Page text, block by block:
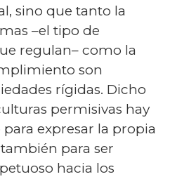
sino que tanto la
–el tipo de
regulan– como la
son
rígidas. Dicho
permisivas hay
expresar la propia
para ser
hacia los